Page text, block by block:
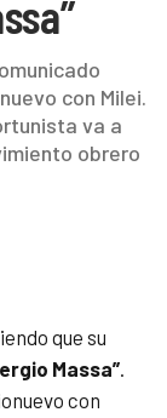
con Milei.
va a
obrero
que su
Massa”.
con